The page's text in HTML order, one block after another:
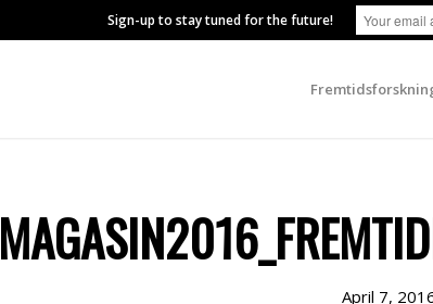
April 7,
Sign-up to stay tuned for the future!